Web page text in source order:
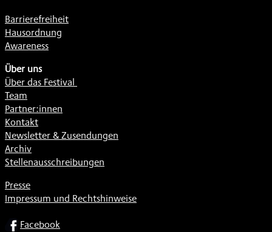
Barrierefreiheit
Hausordnung
Awareness
Über uns
Über das Festival
Team
Partner:innen
Kontakt
Newsletter & Zusendungen
Archiv
Stellenausschreibungen
Presse
Impressum und Rechtshinweise
SOCIALFacebook